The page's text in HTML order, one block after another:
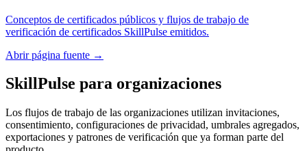
Conceptos de certificados públicos y flujos de trabajo de
verificación de certificados SkillPulse emitidos.
Abrir página fuente →
SkillPulse para organizaciones
Los flujos de trabajo de las organizaciones utilizan invitaciones,
consentimiento, configuraciones de privacidad, umbrales agregados,
exportaciones y patrones de verificación que ya forman parte del